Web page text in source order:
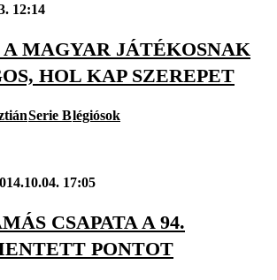
12:14
MAGYAR JÁTÉKOSNAK
HOL KAP SZEREPET
Serie Blégiósok
17:05
CSAPATA A 94.
PONTOT